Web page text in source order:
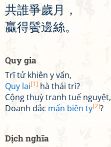
共誰爭歲 月
，
贏得鬢邊絲。
Quy gia
Trĩ tử khiên y vấn,
Quy lai[1] hà thái trì?
Cộng thuỳ tranh tuế nguyệt,
Doanh đắc mấn biên ty[2]?
Dịch nghĩa